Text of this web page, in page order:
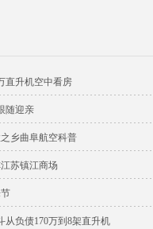
直升机空中看房
随迎亲
乡曲阜航空科普
苏镇江商场
从负债170万到8架直升机